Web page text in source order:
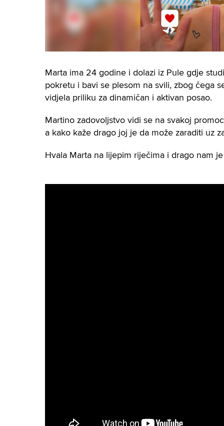
Marta ima 24 godine i dolazi iz Pule gdje
pokretu i bavi se plesom na svili, zbog čega
vidjela priliku za dinamičan i aktivan posao.
Martino zadovoljstvo vidi se na svakoj
a kako kaže drago joj je da može zaraditi uz
Hvala Marta na lijepim riječima i drago nam